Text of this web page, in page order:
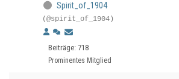
Spirit_of_1904
(@spirit_of_1904)
Beiträge: 718
Prominentes Mitglied